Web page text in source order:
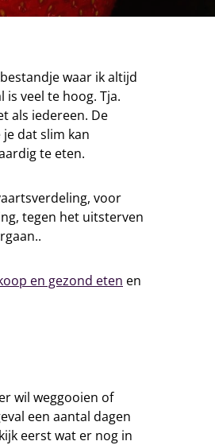
waar ik altijd
veel te hoog. Tja.
als iedereen. De
dat slim kan
te eten.
voor
tegen het uitsterven
en gezond eten en
wil weggooien of
een aantal dagen
eerst wat er nog in